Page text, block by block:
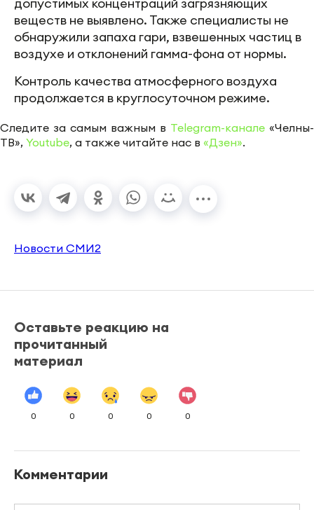
веществ не выявлено. Также специалисты не
обнаружили запаха гари, взвешенных частиц в
воздухе и отклонений гамма-фона от нормы.
Контроль качества атмосферного воздуха
продолжается в круглосуточном режиме.
Следите за самым важным в Telegram-канале «Челны-
ТВ», Youtube, а также читайте нас в «Дзен».
Новости СМИ2
Оставьте реакцию на
прочитанный
материал
0 0 0 0 0
Комментарии